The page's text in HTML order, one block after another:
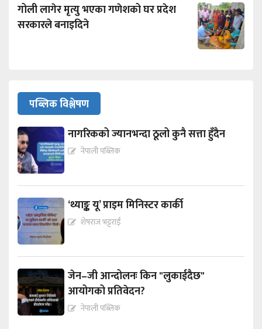
गोली लागेर मृत्यु भएका गणेशको घर प्रदेश
सरकारले बनाइदिने
पब्लिक विश्लेषण
नागरिकको ज्यानभन्दा ठूलो कुनै सत्ता हुँदैन
नेपाली पब्लिक
‘थ्याङ्क यू’ प्राइम मिनिस्टर कार्की
शेषराज भट्टराई
जेन–जी आन्दोलनः किन "लुकाईदैछ"
आयोगको प्रतिवेदन?
नेपाली पब्लिक